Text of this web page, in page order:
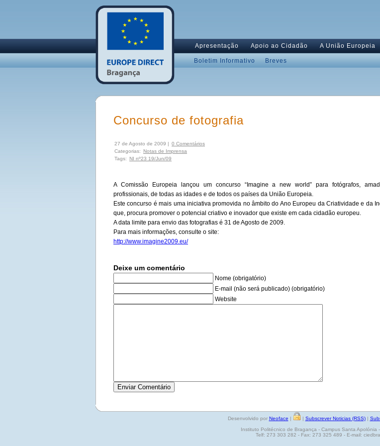
Apresentação Apoio ao Cidadão A União Europeia
Boletim Informativo Breves
Concurso de fotografia
27 de Agosto de 2009 | 0 Comentários
Categorias:
Notas de Imprensa
Tags:
NI nº23 19/Jun/09
A Comissão Europeia lançou um concurso “Imagine a new world” para fotógrafos,
profissionais, de todas as idades e de todos os países da União Europeia.
Este concurso é mais uma iniciativa promovida no âmbito do Ano Europeu da Criatividade e da
que, procura promover o potencial criativo e inovador que existe em cada cidadão europeu.
A data limite para envio das fotografias é 31 de Agosto de 2009.
Para mais informações, consulte o site:
http://www.imagine2009.eu/
Deixe um comentário
Nome (obrigatório)
E-mail (não será publicado) (obrigatório)
Website
Desenvolvido por Neoface | | Subscrever Noticias (RSS)|
Instituto Politécnico de Bragança - Campus Santa Apolónia
Telf: 273 303 282 - Fax: 273 325 489 - E-mail: